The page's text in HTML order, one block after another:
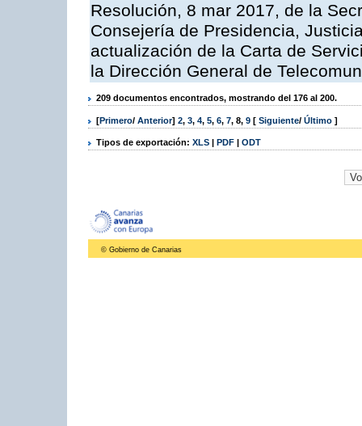
Resolución, 8 mar 2017, de la
Consejería de Presidencia,
actualización de la Carta de
la Dirección General de
209 documentos encontrados, mostrando del 176 al 200.
[Primero/ Anterior] 2, 3, 4, 5, 6, 7, 8, 9 [ Siguiente/ Último ]
Tipos de exportación: XLS | PDF | ODT
© Gobierno de Canarias